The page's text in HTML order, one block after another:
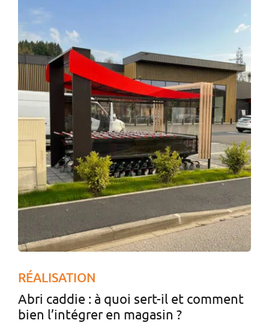
RÉALISATION
Abri caddie : à quoi sert-il et comment
bien l’intégrer en magasin ?